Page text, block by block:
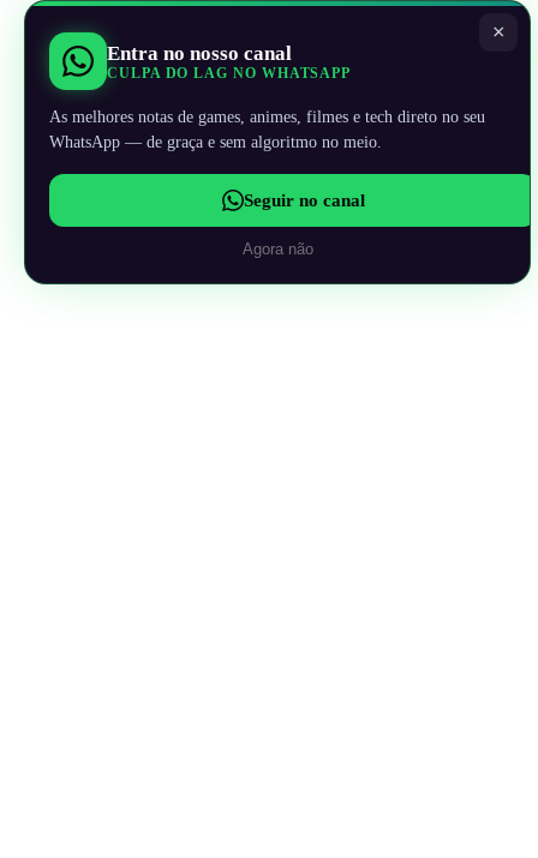
×
Entra no nosso canal
CULPA DO LAG NO WHATSAPP
As melhores notas de games, animes, filmes e tech direto no seu
WhatsApp — de graça e sem algoritmo no meio.
Seguir no canal
Agora não